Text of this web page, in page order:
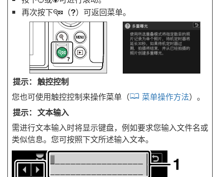
再次按下W （Q）可返回菜单。
触控控制
您也可使用触控控制来操作菜单（
菜单操作方法）。
文本输入
需进行文本输入时将显示键盘，例如要求您输入文件名或
类似信息。您可按照下文所述输入文本。